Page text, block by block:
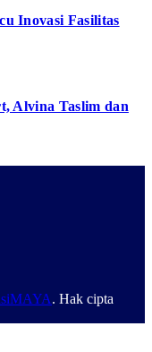
Inovasi Fasilitas
Alvina Taslim dan
. Hak cipta